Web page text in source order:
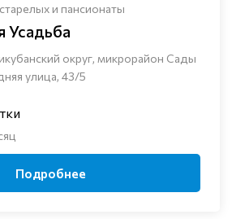
и пансионаты
Усадьба
округ, микрорайон Сады
улица, 43/5
Подробнее